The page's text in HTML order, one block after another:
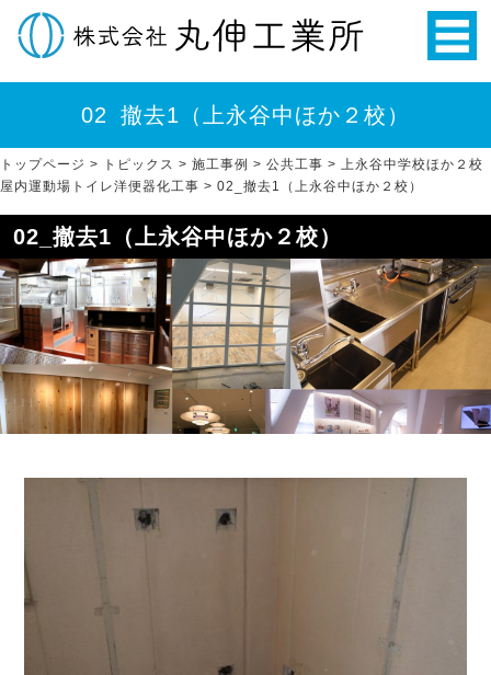
02_撤去1（上永谷中ほか２校）
トップページ > トピックス > 施工事例 > 公共工事 > 上永谷中学校ほか２校
屋内運動場トイレ洋便器化工事 > 02_撤去1（上永谷中ほか２校）
02_撤去1（上永谷中ほか２校）